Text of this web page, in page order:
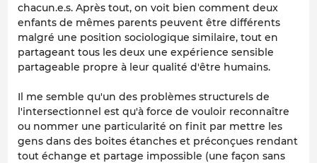
chacun.e.s. Après tout, on voit bien comment deux
enfants de mêmes parents peuvent être différents
malgré une position sociologique similaire, tout en
partageant tous les deux une expérience sensible
partageable propre à leur qualité d'être humains.
Il me semble qu'un des problèmes structurels de
l'intersectionnel est qu'à force de vouloir reconnaître
ou nommer une particularité on finit par mettre les
gens dans des boites étanches et préconçues rendant
tout échange et partage impossible (une façon sans